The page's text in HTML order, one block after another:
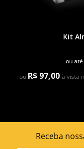
Kit
ou
ou R$ 97,00 à vista
Receba